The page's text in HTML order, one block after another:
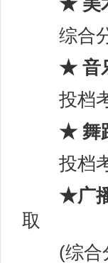
综合分
★ 音
投档考
★ 舞
投档考
★广
取
(综合分